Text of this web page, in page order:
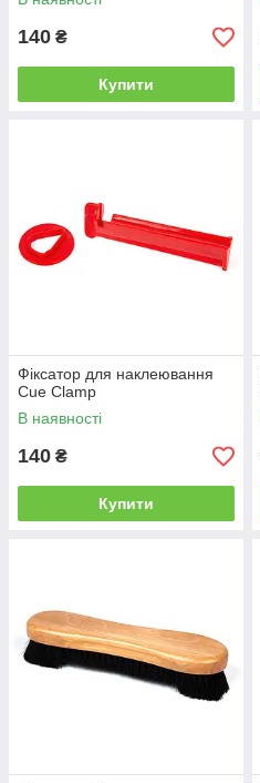
140 ₴
Купити
Фіксатор для наклеювання
Cue Clamp
В наявності
140 ₴
Купити